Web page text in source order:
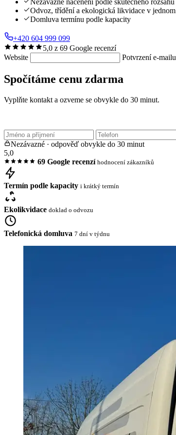
Odvoz, třídění a ekologická likvidace v jednom
Domluva termínu podle kapacity
+420 604 999 099
5,0 z 69 Google recenzí
Website
Potvrzení e-mailu
Spočítáme cenu zdarma
Vyplňte kontakt a ozveme se obvykle do 30 minut.
Nezávazné · odpověď obvykle do 30 minut
5,0
69 Google recenzí hodnocení zákazníků
Termín podle kapacity i krátký termín
Ekolikvidace doklad o odvozu
Telefonická domluva 7 dní v týdnu